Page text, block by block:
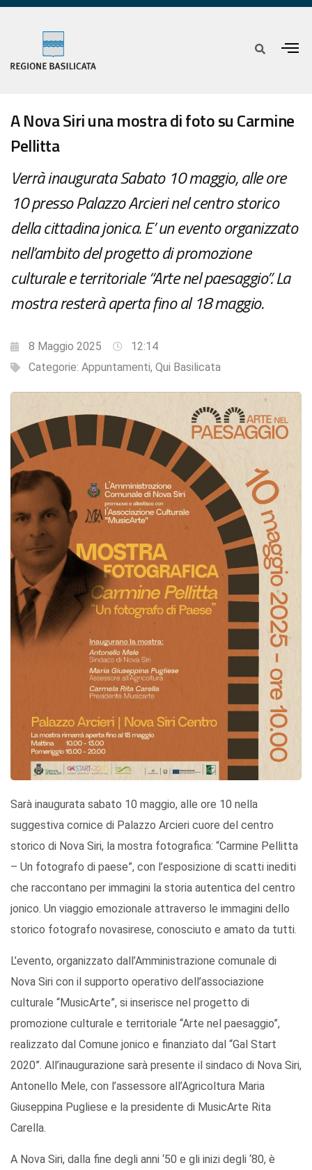
A Nova Siri una mostra di foto su Carmine
Pellitta
Verrà inaugurata Sabato 10 maggio, alle ore
10 presso Palazzo Arcieri nel centro storico
della cittadina jonica. E’ un evento organizzato
nell’ambito del progetto di promozione
culturale e territoriale “Arte nel paesaggio”. La
mostra resterà aperta fino al 18 maggio.
8 Maggio 2025
12:14
Categorie: Appuntamenti, Qui Basilicata
Sarà inaugurata sabato 10 maggio, alle ore 10 nella
suggestiva cornice di Palazzo Arcieri cuore del centro
storico di Nova Siri, la mostra fotografica: “Carmine Pellitta
– Un fotografo di paese”, con l’esposizione di scatti inediti
che raccontano per immagini la storia autentica del centro
jonico. Un viaggio emozionale attraverso le immagini dello
storico fotografo novasirese, conosciuto e amato da tutti.
L’evento, organizzato dall’Amministrazione comunale di
Nova Siri con il supporto operativo dell’associazione
culturale “MusicArte”, si inserisce nel progetto di
promozione culturale e territoriale “Arte nel paesaggio”,
realizzato dal Comune jonico e finanziato dal “Gal Start
2020”. All’inaugurazione sarà presente il sindaco di Nova Siri,
Antonello Mele, con l’assessore all’Agricoltura Maria
Giuseppina Pugliese e la presidente di MusicArte Rita
Carella.
A Nova Siri, dalla fine degli anni ‘50 e gli inizi degli ‘80, è